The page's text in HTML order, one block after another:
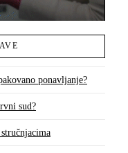
ponavljanje?
sud?